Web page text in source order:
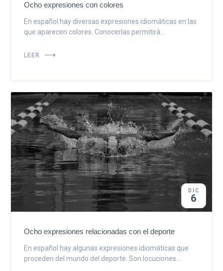
Ocho expresiones con colores
En español hay diversas expresiones idiomáticas en las
que aparecen colores. Conocerlas permitirá...
LEER
DIC
6
Ocho expresiones relacionadas con el deporte
En español hay algunas expresiones idiomáticas que
proceden del mundo del deporte. Son locuciones...